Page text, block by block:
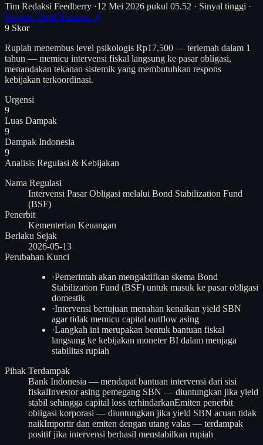
Tim Redaksi Feedberry ·12 Mei 2026 pukul 05.52 · Sinyal tinggi ·
Sumber: Detik Finance ↗
9 Skor
Rupiah menembus level psikologis Rp17.500 — terlemah dalam 1
tahun — memicu intervensi fiskal langsung ke pasar obligasi,
menandakan tekanan sistemik yang membutuhkan respons
kebijakan terkoordinasi.
Urgensi
9
Luas Dampak
9
Dampak Indonesia
9
Analisis Regulasi & Kebijakan
Nama Regulasi
Intervensi Pasar Obligasi melalui Bond Stabilization Fund
(BSF)
Penerbit
Kementerian Keuangan
Berlaku Sejak
2026-05-13
Perubahan Kunci
·Pemerintah akan mengaktifkan skema Bond
Stabilization Fund (BSF) untuk masuk ke pasar obligasi
domestik
·Intervensi bertujuan menahan kenaikan yield SBN
agar tidak memicu capital outflow asing
·Langkah ini merupakan bentuk bantuan fiskal
langsung ke kebijakan moneter BI dalam menjaga
stabilitas rupiah
Pihak Terdampak
Bank Indonesia — mendapat bantuan intervensi dari sisi
fiskalInvestor asing pemegang SBN — diuntungkan jika yield
stabil sehingga capital loss terhindarkanEmiten penerbit
obligasi korporasi — diuntungkan jika yield SBN acuan tidak
naikImportir dan emiten dengan utang valas — terdampak
positif jika intervensi berhasil menstabilkan rupiah